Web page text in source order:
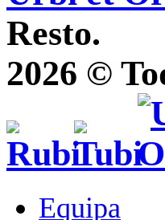
Resto.
2026 ©
Equipa